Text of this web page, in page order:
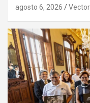
agosto 6, 2026